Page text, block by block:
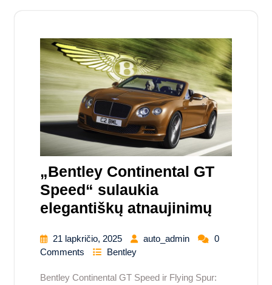
„Bentley Continental GT
Speed“ sulaukia
elegantiškų atnaujinimų
21 lapkričio, 2025 auto_admin
0
Comments
Bentley
Bentley Continental GT Speed ir Flying Spur: